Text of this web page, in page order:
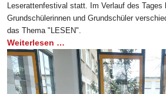
Leserattenfestival statt. Im Verlauf des Tages
Grundschülerinnen und Grundschüler
das Thema "LESEN".
Weiterlesen …